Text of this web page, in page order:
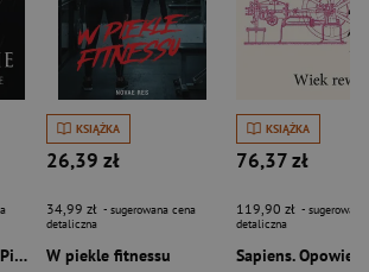
Polskie zdrajczynie. Piękne, okrutne i złe
KSIĄŻKA
26,39 zł
34,99 zł - sugerowana cena
detaliczna
W piekle fitnessu
KSIĄŻKA
76,37 zł
119,90 zł -
detaliczna